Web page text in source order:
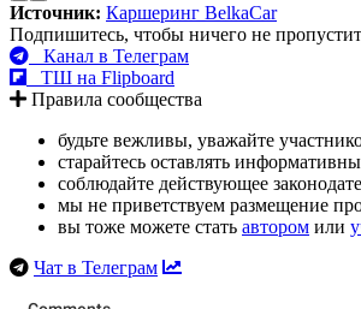
Источник: Каршеринг BelkaCar
Подпишитесь, чтобы ничего не
Канал в Телеграм
ТШ на Flipboard
Правила сообщества
будьте вежливы, уважайте
старайтесь оставлять
соблюдайте действующее
мы не приветствуем размещение
вы тоже можете стать автором или
Чат в Телеграм